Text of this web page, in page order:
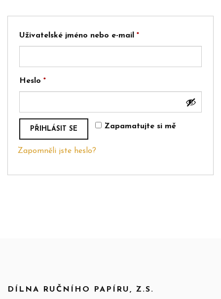
Uživatelské jméno nebo e-mail *Povinné
Heslo *Povinné
Zapamatujte si mě
PŘIHLÁSIT SE
Zapomněli jste heslo?
DÍLNA RUČNÍHO PAPÍRU, Z.S.